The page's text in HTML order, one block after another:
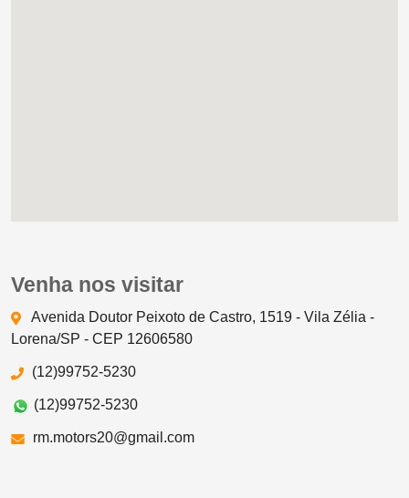
Venha nos visitar
Avenida Doutor Peixoto de Castro, 1519 - Vila Zélia -
Lorena/SP - CEP 12606580
(12)99752-5230
(12)99752-5230
rm.motors20@gmail.com